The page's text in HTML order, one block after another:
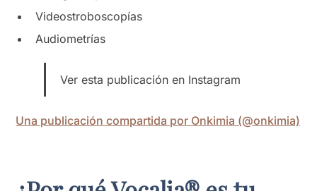
Videostroboscopías
Audiometrías
Ver esta publicación en Instagram
Una publicación compartida por Onkimia (@onkimia)